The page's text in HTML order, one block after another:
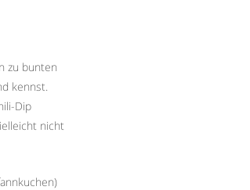
zu bunten
kennst.
Dip
nicht